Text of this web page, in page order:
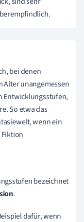
bei denen
Alter unangemessen
Entwicklungsstufen,
So etwa das
wenn ein
bezeichnet
.
dafür, wenn